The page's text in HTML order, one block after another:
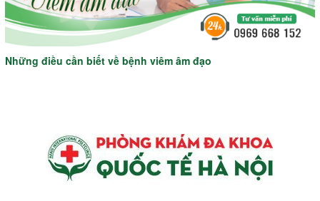
Những điều cần biết về bệnh viêm âm đạo